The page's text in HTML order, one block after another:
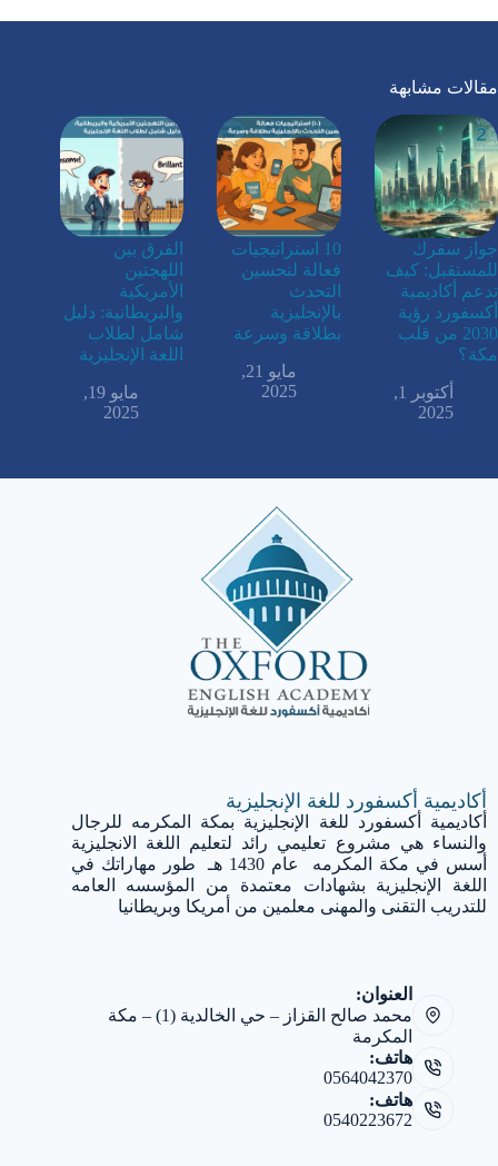
مقالات مشابهة
جواز سفرك
للمستقبل: كيف
تدعم أكاديمية
أكسفورد رؤية
2030 من قلب
مكة؟
أكتوبر 1,
2025
10 استراتيجيات
فعالة لتحسين
التحدث
بالإنجليزية
بطلاقة وسرعة
مايو 21,
2025
الفرق بين
اللهجتين
الأمريكية
والبريطانية: دليل
شامل لطلاب
اللغة الإنجليزية
مايو 19,
2025
أكاديمية أكسفورد للغة الإنجليزية
أكاديمية أكسفورد للغة الإنجليزية بمكة المكرمه للرجال
والنساء هي مشروع تعليمي رائد لتعليم اللغة الانجليزية
أسس في مكة المكرمه عام 1430 هـ طور مهاراتك في
اللغة الإنجليزية بشهادات معتمدة من المؤسسه العامه
للتدريب التقنى والمهنى معلمين من أمريكا وبريطانيا
العنوان:
محمد صالح القزاز – حي الخالدية (1) – مكة
المكرمة
هاتف:
0564042370
هاتف:
0540223672